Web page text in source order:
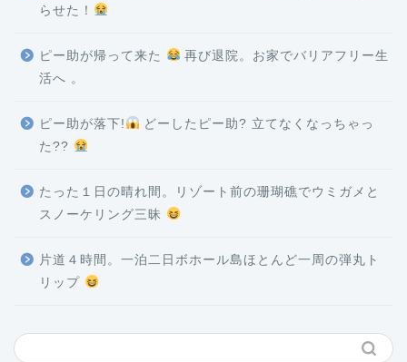
らせた！
ピー助が帰って来た
再び退院。お家でバリアフリー生
活へ 。
ピー助が落下!
どーしたピー助? 立てなくなっちゃっ
た??
たった１日の晴れ間。リゾート前の珊瑚礁でウミガメと
スノーケリング三昧
片道４時間。一泊二日ボホール島ほとんど一周の弾丸ト
リップ